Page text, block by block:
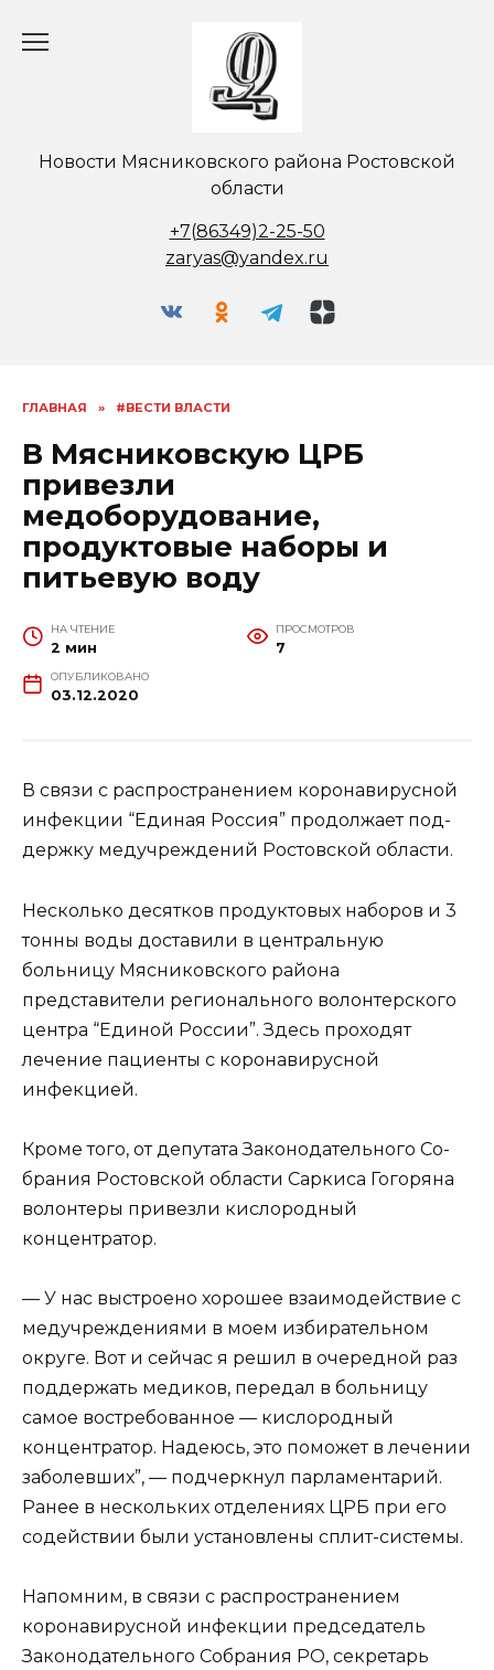
Новости Мясниковского района Ростовской
области
+7(86349)2-25-50
zaryas@yandex.ru
ГЛАВНАЯ » #ВЕСТИ ВЛАСТИ
В Мясниковскую ЦРБ
привезли
медоборудование,
продуктовые наборы и
питьевую воду
НА ЧТЕНИЕ
2 мин
ПРОСМОТРОВ
7
ОПУБЛИКОВАНО
03.12.2020
В связи с распространением коронавирусной
инфекции “Единая Россия” продолжает под­
держку медучреждений Ростовской области.
Несколько десятков продуктовых наборов и 3
тонны воды доставили в центральную
больницу Мясниковского района
представители региональ­ного волонтерского
цент­ра “Единой России”. Здесь проходят
лечение пациенты с коронавирус­ной
инфекцией.
Кроме того, от депута­та Законодательного Со­
брания Ростовской облас­ти Саркиса Гогоряна
волон­теры привезли кислород­ный
концентратор.
— У нас выстроено хо­рошее взаимодействие с
медучреждениями в моем избирательном
округе. Вот и сейчас я решил в очеред­ной раз
поддержать меди­ков, передал в больницу
самое востребованное — кислородный
концентра­тор. Надеюсь, это поможет в лечении
заболевших”, — подчеркнул парламента­рий.
Ранее в нескольких от­делениях ЦРБ при его
со­действии были установле­ны сплит-системы.
Напомним, в связи с распространением
корона­вирусной инфекции пред­седатель
Законодательно­го Собрания РО, секретарь